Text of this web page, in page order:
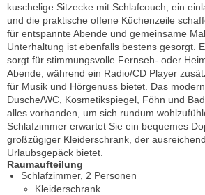
kuschelige Sitzecke mit Schlafcouch, ein
und die praktische offene Küchenzeile
für entspannte Abende und gemeinsame
Unterhaltung ist ebenfalls bestens gesorgt.
sorgt für stimmungsvolle Fernseh- oder
Abende, während ein Radio/CD Player
für Musik und Hörgenuss bietet. Das
Dusche/WC, Kosmetikspiegel, Föhn und
alles vorhanden, um sich rundum
Schlafzimmer erwartet Sie ein bequemes
großzügiger Kleiderschrank, der
Urlaubsgepäck bietet.
Raumaufteilung
Schlafzimmer, 2 Personen
Kleiderschrank